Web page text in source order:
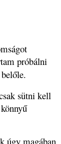
próbálni
sütni kell
úgy magában